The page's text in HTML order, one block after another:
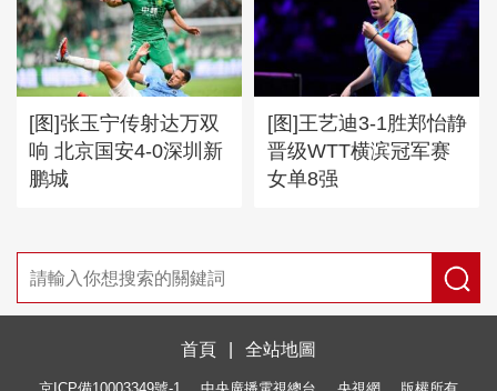
[图]张玉宁传射达万双
响 北京国安4-0深圳新
鹏城
[图]王艺迪3-1胜郑怡静
晋级WTT横滨冠军赛
女单8强
首頁 全站地圖